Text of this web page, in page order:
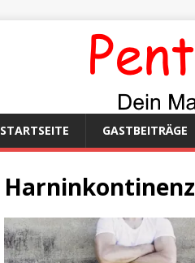
STARTSEITE GASTBEITRÄGE
Harninkontinenz